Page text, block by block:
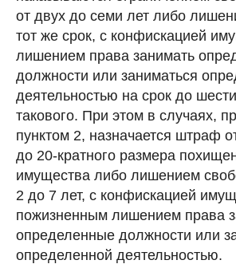
от двух до семи лет либо
тот же срок, с конфискацией
лишением права занимать
должности или заниматься
деятельностью на срок до
такового. При этом в случаях,
пунктом 2, назначается штраф
до 20-кратного размера
имущества либо лишением
2 до 7 лет, с конфискацией
пожизненным лишением права
определенные должности или
определенной деятельностью.